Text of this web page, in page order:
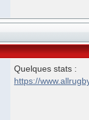
Quelques stats :
https://